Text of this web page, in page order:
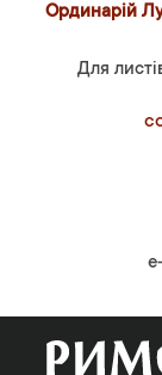
Ординарій
Для